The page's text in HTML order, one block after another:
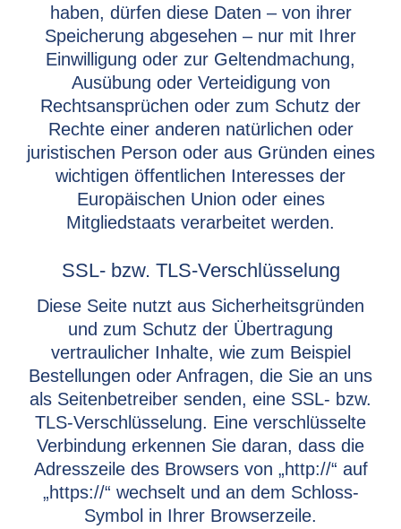
haben, dürfen diese Daten – von ihrer
Speicherung abgesehen – nur mit Ihrer
Einwilligung oder zur Geltendmachung,
Ausübung oder Verteidigung von
Rechtsansprüchen oder zum Schutz der
Rechte einer anderen natürlichen oder
juristischen Person oder aus Gründen eines
wichtigen öffentlichen Interesses der
Europäischen Union oder eines
Mitgliedstaats verarbeitet werden.
SSL- bzw. TLS-Verschlüsselung
Diese Seite nutzt aus Sicherheitsgründen
und zum Schutz der Übertragung
vertraulicher Inhalte, wie zum Beispiel
Bestellungen oder Anfragen, die Sie an uns
als Seitenbetreiber senden, eine SSL- bzw.
TLS-Verschlüsselung. Eine verschlüsselte
Verbindung erkennen Sie daran, dass die
Adresszeile des Browsers von „http://“ auf
„https://“ wechselt und an dem Schloss-
Symbol in Ihrer Browserzeile.